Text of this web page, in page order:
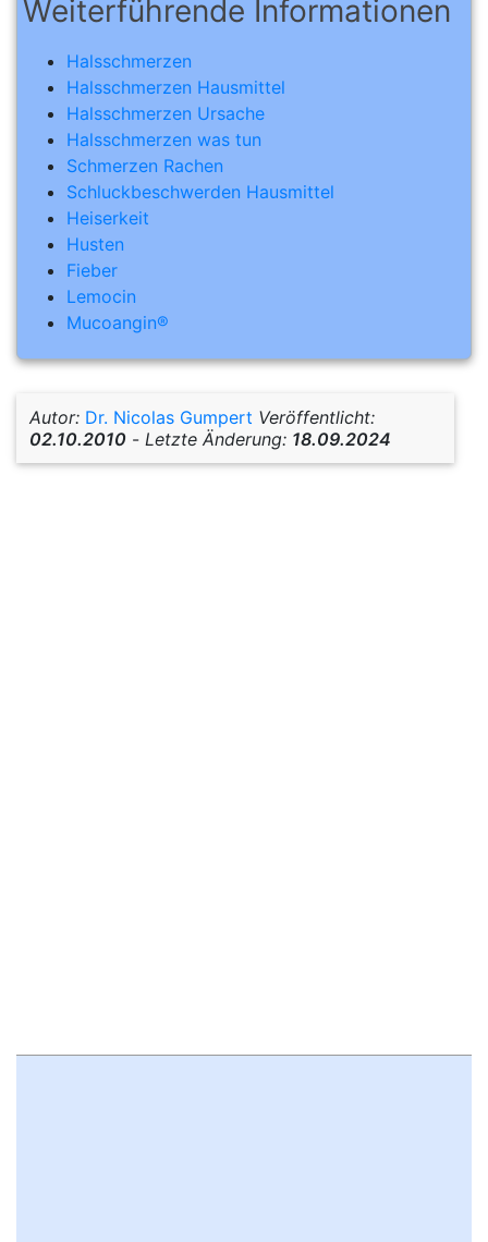
Weiterführende Informationen
Halsschmerzen
Halsschmerzen Hausmittel
Halsschmerzen Ursache
Halsschmerzen was tun
Schmerzen Rachen
Schluckbeschwerden Hausmittel
Heiserkeit
Husten
Fieber
Lemocin
Mucoangin®
Autor: Dr. Nicolas Gumpert Veröffentlicht:
02.10.2010 - Letzte Änderung: 18.09.2024